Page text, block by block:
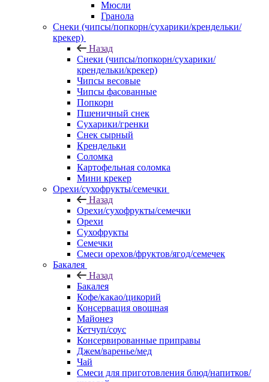
Мюсли
Гранола
Снеки (чипсы/попкорн/сухарики/крендельки/
крекер)
Назад
Снеки (чипсы/попкорн/сухарики/
крендельки/крекер)
Чипсы весовые
Чипсы фасованные
Попкорн
Пшеничный снек
Сухарики/гренки
Снек сырный
Крендельки
Соломка
Картофельная соломка
Мини крекер
Орехи/сухофрукты/семечки
Назад
Орехи/сухофрукты/семечки
Орехи
Сухофрукты
Семечки
Смеси орехов/фруктов/ягод/семечек
Бакалея
Назад
Бакалея
Кофе/какао/цикорий
Консервация овощная
Майонез
Кетчуп/соус
Консервированные приправы
Джем/варенье/мед
Чай
Смеси для приготовления блюд/напитков/